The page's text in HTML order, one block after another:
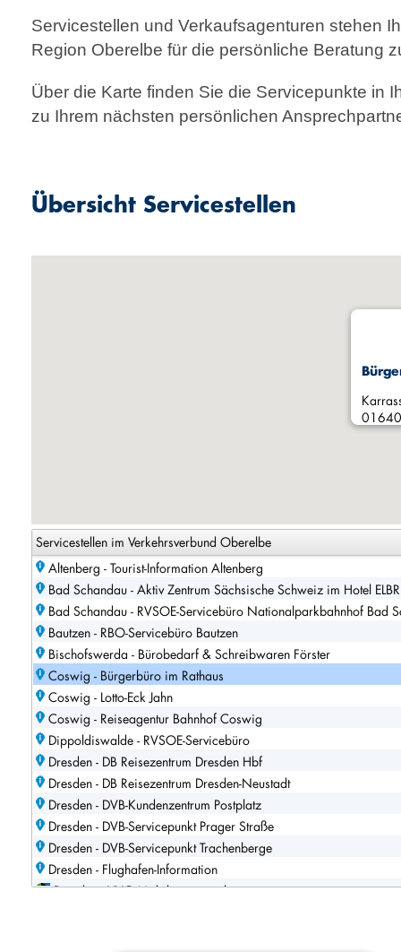
Servicestellen und Verkaufsagenturen stehen
Region Oberelbe für die persönliche Beratung
Über die Karte finden Sie die Servicepunkte in
zu Ihrem nächsten persönlichen
Übersicht Servicestellen